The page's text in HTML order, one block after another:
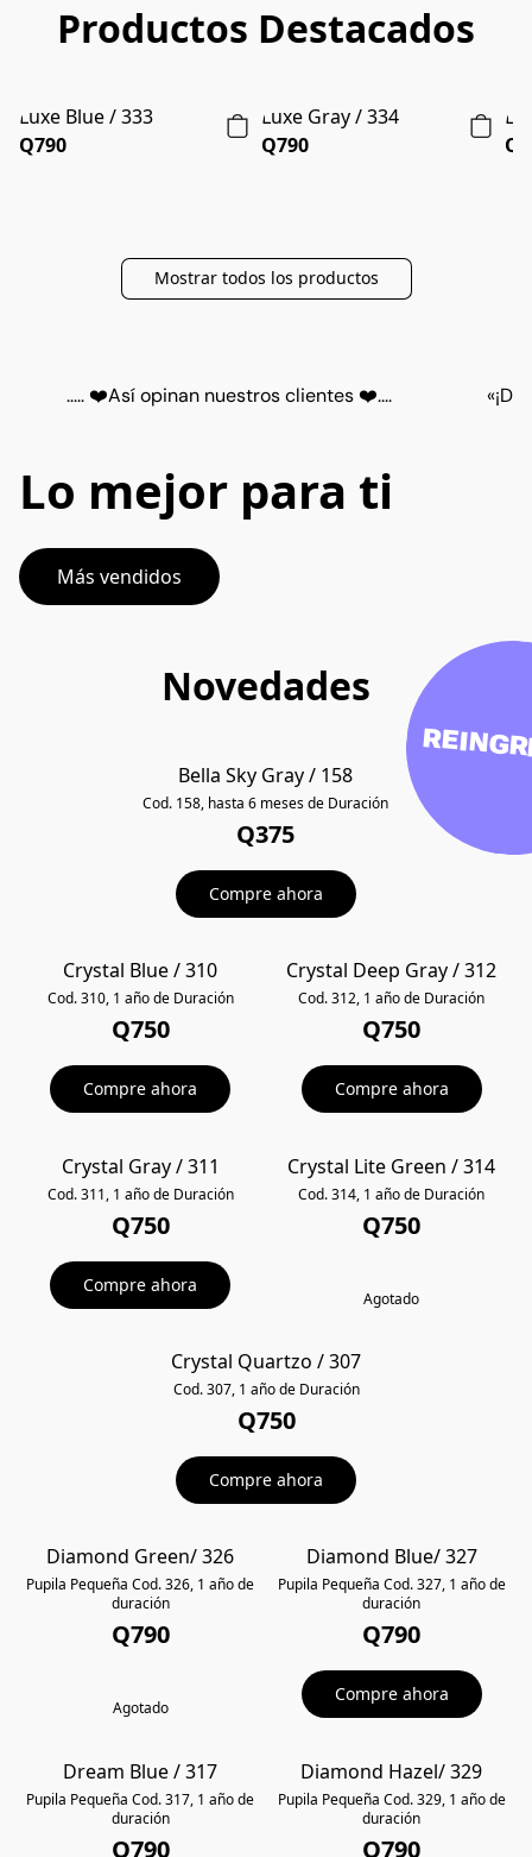
Productos Destacados
NUEVO
Luxe Blue / 333
Q790
NUEVO
Luxe Gray / 334
Q790
Mostrar todos los productos
..... ❤️Así opinan nuestros clientes ❤️....
Lo mejor para ti
Más vendidos
Novedades
Bella Sky Gray / 158
Cod. 158, hasta 6 meses de Duración
Q375
Compre ahora
Crystal Blue / 310
Cod. 310, 1 año de Duración
Q750
Compre ahora
POPULAR
Crystal Deep Gray / 312
Cod. 312, 1 año de Duración
Q750
Compre ahora
POPULAR
Crystal Gray / 311
Cod. 311, 1 año de Duración
Q750
Compre ahora
POPULAR
Crystal Lite Green / 314
Cod. 314, 1 año de Duración
Q750
Agotado
Crystal Quartzo / 307
Cod. 307, 1 año de Duración
Q750
Compre ahora
POPULAR
Diamond Blue/ 327
Pupila Pequeña Cod. 327, 1 año de
duración
Q790
Compre ahora
POPULAR
Diamond Green/ 326
Pupila Pequeña Cod. 326, 1 año de
duración
Q790
Agotado
POPULAR
Diamond Hazel/ 329
Pupila Pequeña Cod. 329, 1 año de
duración
Q790
POPULAR
Dream Blue / 317
Pupila Pequeña Cod. 317, 1 año de
duración
Q790